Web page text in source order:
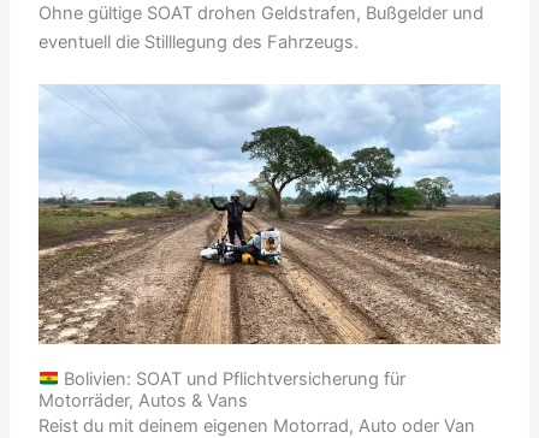
Ohne gültige SOAT drohen Geldstrafen, Bußgelder und
eventuell die Stilllegung des Fahrzeugs.
Bolivien: SOAT und Pflichtversicherung für
Motorräder, Autos & Vans
Reist du mit deinem eigenen Motorrad, Auto oder Van